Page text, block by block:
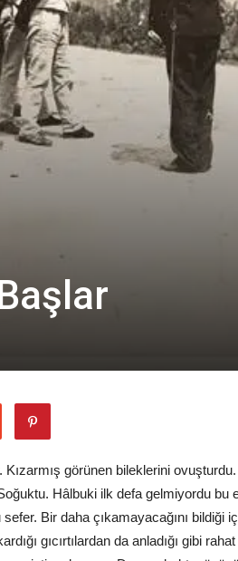
görünen bileklerini
Hâlbuki ilk defa gelmiyordu bu
Bir daha çıkamayacağını bildiği
gıcırtılardan da anladığı gibi rahat